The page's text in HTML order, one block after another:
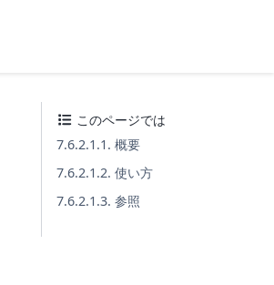
このページでは
7.6.2.1.1. 概要
7.6.2.1.2. 使い方
7.6.2.1.3. 参照